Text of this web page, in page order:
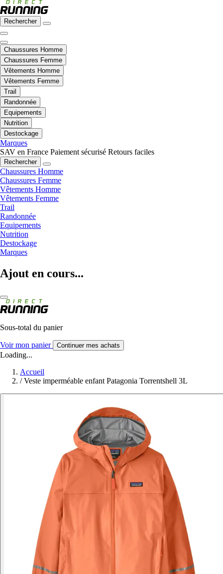
Rechercher
Chaussures Homme
Chaussures Femme
Vêtements Homme
Vêtements Femme
Trail
Randonnée
Equipements
Nutrition
Destockage
Marques
SAV en France Paiement sécurisé Retours faciles
Rechercher
Chaussures Homme
Chaussures Femme
Vêtements Homme
Vêtements Femme
Trail
Randonnée
Equipements
Nutrition
Destockage
Marques
Ajout en cours...
Sous-total du panier
Voir mon panier Continuer mes achats
Loading...
Accueil
/ Veste imperméable enfant Patagonia Torrentshell 3L